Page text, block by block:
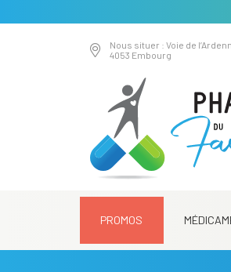
Nous situer : Voie de
4053 Embourg
PROMOS